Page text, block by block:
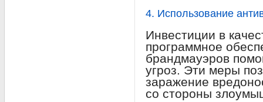
4. Использование
Инвестиции в
программное
брандмауэров
угроз. Эти меры
заражение
со стороны